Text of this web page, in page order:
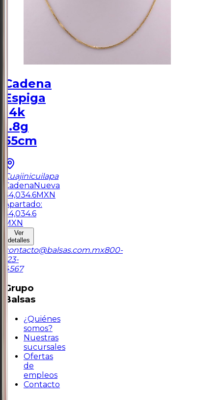
Cadena
Espiga
14k
1.8g
55cm
Cuajinicuilapa
CadenaNueva
$4,034.6MXN
Apartado:
$4,034.6
MXN
Ver
detalles
contacto@balsas.com.mx800-
123-
4567
Grupo
Balsas
¿Quiénes
somos?
Nuestras
sucursales
Ofertas
de
empleos
Contacto